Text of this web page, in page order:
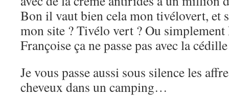
Bon il vaut bien cela mon tivélovert, et
mon site ? Tivélo vert ? Ou
Françoise ça ne passe pas avec la
Je vous passe aussi sous silence les
cheveux dans un camping…